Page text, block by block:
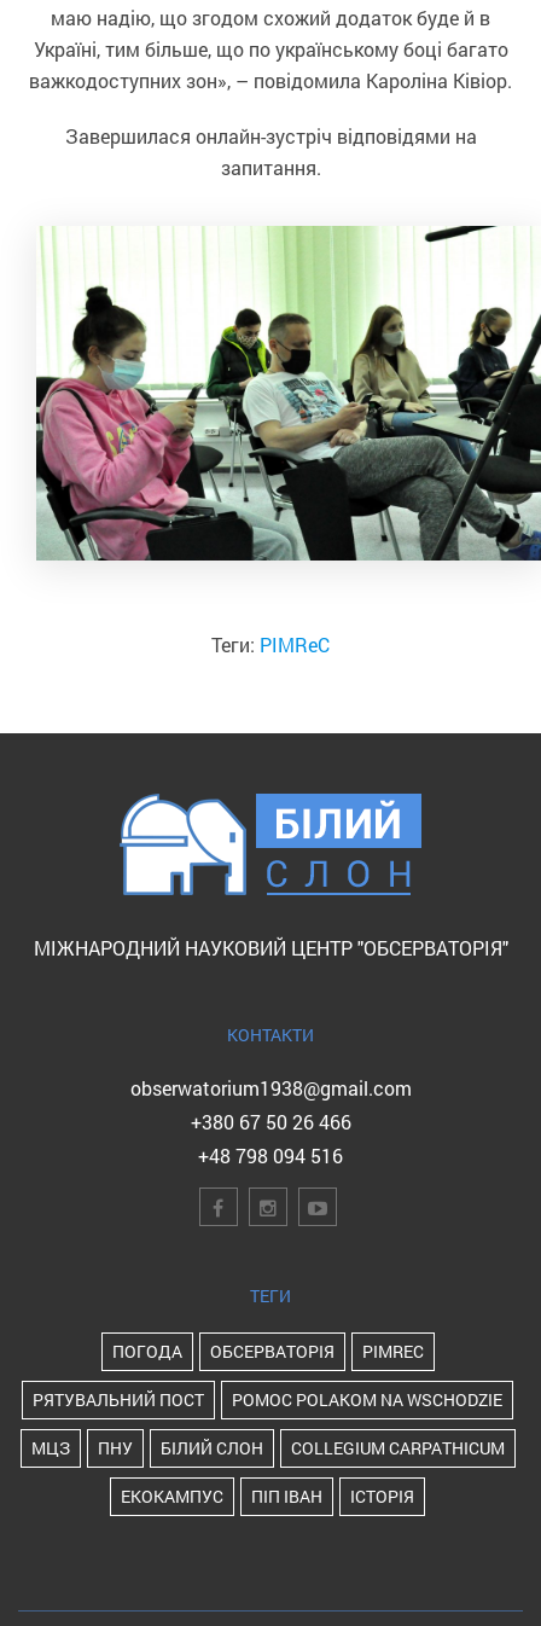
маю надію, що згодом схожий додаток буде й в
Україні, тим більше, що по українському боці багато
важкодоступних зон», – повідомила Кароліна Ківіор.
Завершилася онлайн-зустріч відповідями на
запитання.
Теги: PIMReC
МІЖНАРОДНИЙ НАУКОВИЙ ЦЕНТР "ОБСЕРВАТОРІЯ"
КОНТАКТИ
obserwatorium1938@gmail.com
+380 67 50 26 466
+48 798 094 516
ТЕГИ
ПОГОДА ОБСЕРВАТОРІЯ PIMREC
РЯТУВАЛЬНИЙ ПОСТ POMOC POLAKOM NA WSCHODZIE
МЦЗ ПНУ БІЛИЙ СЛОН COLLEGIUM CARPATHICUM
ЕКОКАМПУС ПІП ІВАН ІСТОРІЯ